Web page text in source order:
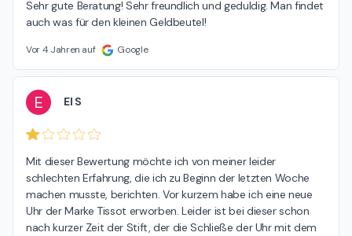
Sehr gute Beratung! Sehr freundlich und geduldig. Man findet
auch was für den kleinen Geldbeutel!
Vor 4 Jahren auf Google
E El S
Mit dieser Bewertung möchte ich von meiner leider
schlechten Erfahrung, die ich zu Beginn der letzten Woche
machen musste, berichten. Vor kurzem habe ich eine neue
Uhr der Marke Tissot erworben. Leider ist bei dieser schon
nach kurzer Zeit der Stift, der die Schließe der Uhr mit dem